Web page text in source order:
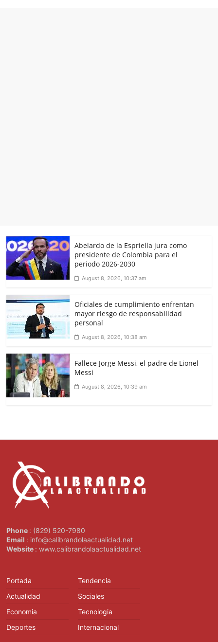
Abelardo de la Espriella jura como
presidente de Colombia para el
periodo 2026-2030
August 8, 2026, 10:37 am
Oficiales de cumplimiento enfrentan
mayor riesgo de responsabilidad
personal
August 8, 2026, 10:38 am
Fallece Jorge Messi, el padre de Lionel
Messi
August 8, 2026, 10:39 am
Phone : (829) 520-7980
Email : info@calibrandolaactualidad.net
Website : www.calibrandolaactualidad.net
Portada
Actualidad
Economia
Deportes
Tendencia
Sociales
Tecnologia
Internacional